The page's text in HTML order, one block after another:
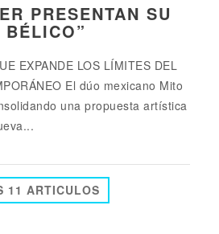
PRESENTAN SU
EXPANDE LOS LÍMITES DEL
El dúo mexicano Mito
una propuesta artística
11 ARTICULOS